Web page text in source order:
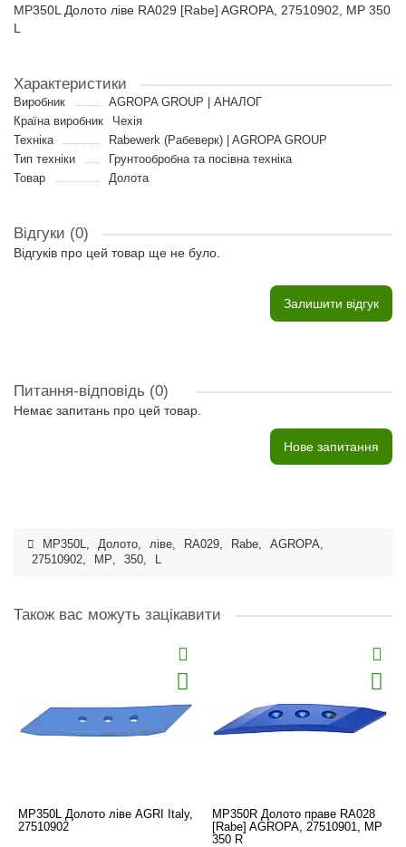
MP350L Долото ліве RA029 [Rabe] AGROPA, 27510902, MP 350
L
Характеристики
Виробник
AGROPA GROUP | АНАЛОГ
Країна виробник
Чехія
Техніка
Rabewerk (Рабеверк) | AGROPA GROUP
Тип техніки
Грунтообробна та посівна техніка
Товар
Долота
Відгуки (0)
Відгуків про цей товар ще не було.
Залишити відгук
Питання-відповідь (0)
Немає запитань про цей товар.
Нове запитання
MP350L, Долото, ліве, RA029, Rabe, AGROPA,
27510902, MP, 350, L
Також вас можуть зацікавити
MP350L Долото ліве AGRI Italy,
27510902
MP350R Долото праве RA028
[Rabe] AGROPA, 27510901, MP
350 R